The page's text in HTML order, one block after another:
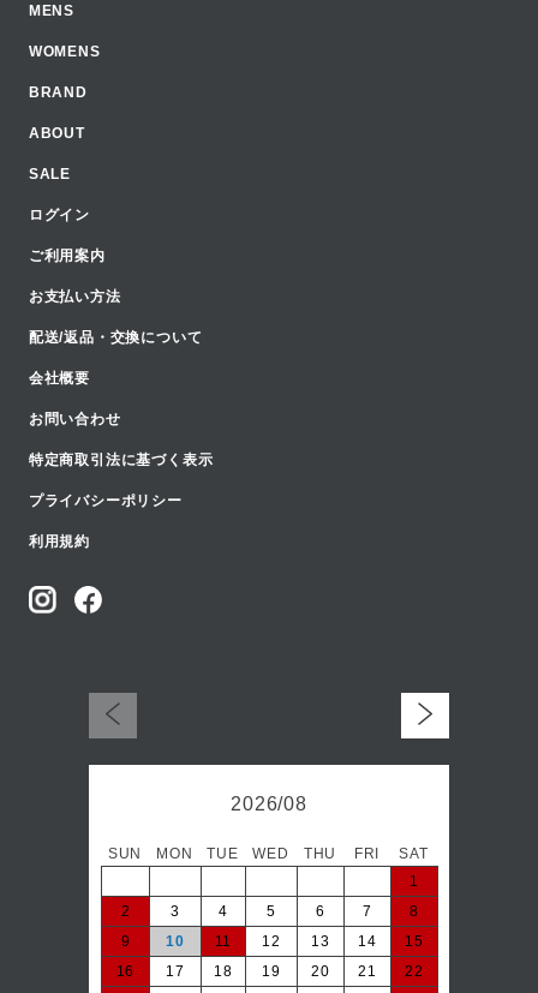
MENS
WOMENS
BRAND
ABOUT
SALE
ログイン
ご利用案内
お支払い方法
配送/返品・交換について
会社概要
お問い合わせ
特定商取引法に基づく表示
プライバシーポリシー
利用規約
2026/08
SUN MON TUE WED THU FRI
SAT
1
2
3 4 5 6 7
8
9
10 11 12 13 14
15
16
17 18 19 20 21
22